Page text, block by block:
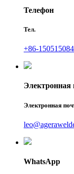
Телефон
Тел.
+86-
Электронная
Электронная
WhatsApp